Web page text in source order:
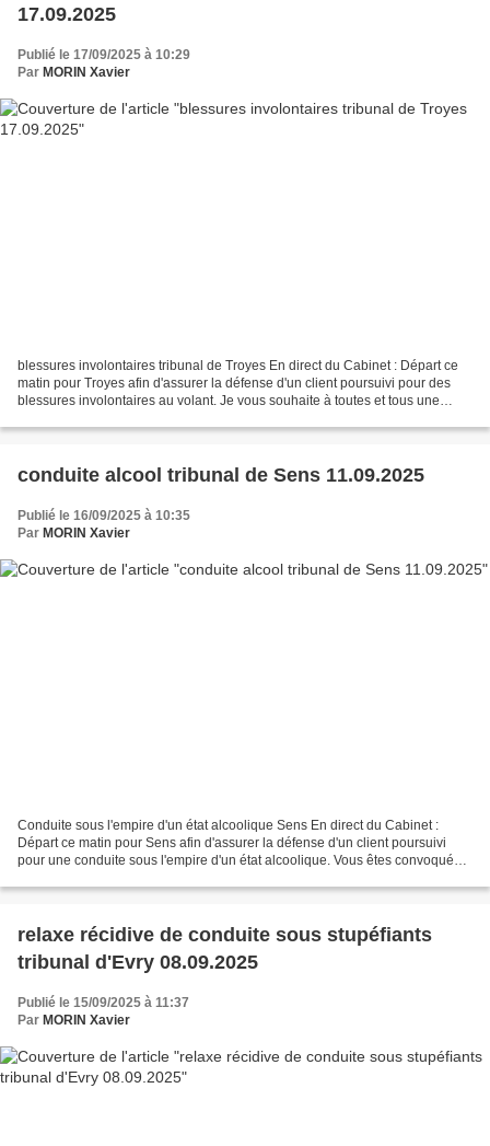
17.09.2025
Publié le 17/09/2025 à 10:29
Par MORIN Xavier
blessures involontaires tribunal de Troyes En direct du Cabinet : Départ ce
matin pour Troyes afin d'assurer la défense d'un client poursuivi pour des
blessures involontaires au volant. Je vous souhaite à toutes et tous une
conduite alcool tribunal de Sens 11.09.2025
Publié le 16/09/2025 à 10:35
Par MORIN Xavier
Conduite sous l'empire d'un état alcoolique Sens En direct du Cabinet :
Départ ce matin pour Sens afin d'assurer la défense d'un client poursuivi
pour une conduite sous l'empire d'un état alcoolique. Vous êtes convoqué
relaxe récidive de conduite sous stupéfiants
tribunal d'Evry 08.09.2025
Publié le 15/09/2025 à 11:37
Par MORIN Xavier